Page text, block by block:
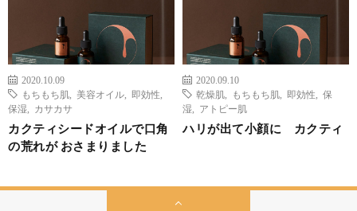
2020.10.09
もちもち肌
美容オイル 即効性
保湿
カサカサ
カクティシードオイルで口角
の荒れが おさまりました
2020.09.10
乾燥肌
もちもち肌 即効性
保
湿
アトピー肌
ハリが出て小顔に カクティ